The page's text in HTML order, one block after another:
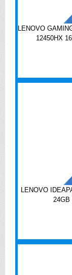
LENOVO
12450HX
LENOVO
24GB